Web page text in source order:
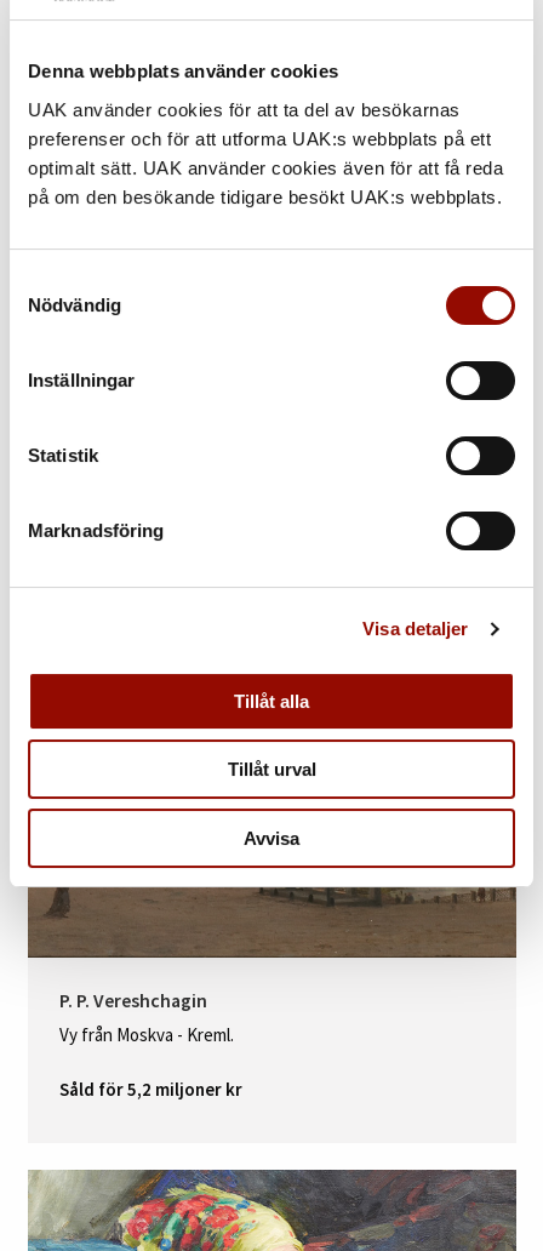
Denna webbplats använder cookies
UAK använder cookies för att ta del av besökarnas
preferenser och för att utforma UAK:s webbplats på ett
optimalt sätt. UAK använder cookies även för att få reda
på om den besökande tidigare besökt UAK:s webbplats.
Nödvändig
Inställningar
Statistik
Marknadsföring
Visa detaljer
Tillåt alla
Tillåt urval
Avvisa
Firma Karl Fabergé
Såld för 7,1 miljoner kr
P. P. Vereshchagin
Vy från Moskva - Kreml.
Såld för 5,2 miljoner kr